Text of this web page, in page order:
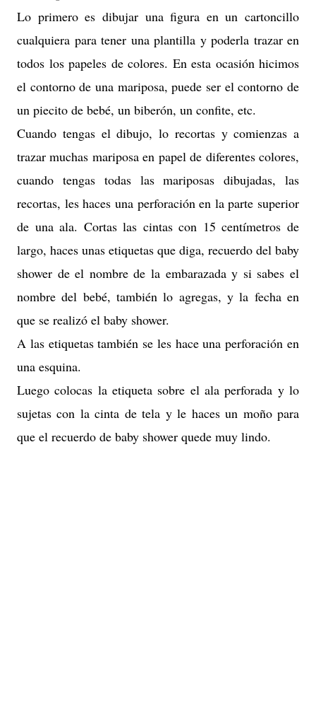
Lo primero es dibujar una figura en un cartoncillo
cualquiera para tener una plantilla y poderla trazar en
todos los papeles de colores. En esta ocasión hicimos
el contorno de una mariposa, puede ser el contorno de
un piecito de bebé, un biberón, un confite, etc.
Cuando tengas el dibujo, lo recortas y comienzas a
trazar muchas mariposa en papel de diferentes colores,
cuando tengas todas las mariposas dibujadas, las
recortas, les haces una perforación en la parte superior
de una ala. Cortas las cintas con 15 centímetros de
largo, haces unas etiquetas que diga, recuerdo del baby
shower de el nombre de la embarazada y si sabes el
nombre del bebé, también lo agregas, y la fecha en
que se realizó el baby shower.
A las etiquetas también se les hace una perforación en
una esquina.
Luego colocas la etiqueta sobre el ala perforada y lo
sujetas con la cinta de tela y le haces un moño para
que el recuerdo de baby shower quede muy lindo.